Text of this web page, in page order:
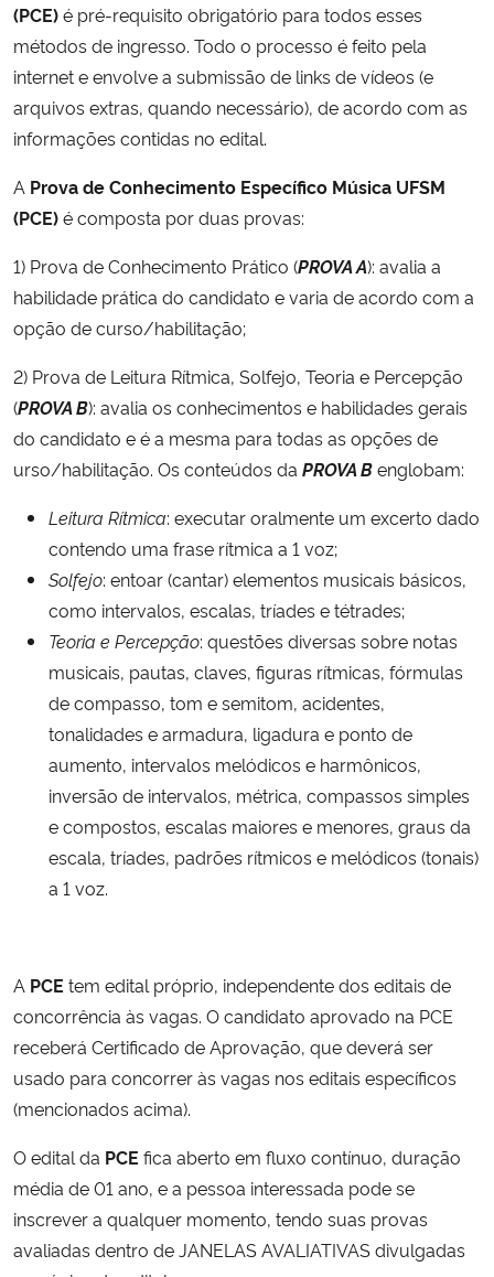
(PCE)é pré-requisito obrigatório para todos esses
métodos de ingresso. Todo o processo é feito pela
internet e envolve a submissão de links de vídeos (e
arquivos extras, quando necessário), de acordo com as
informações contidas no edital.
A Prova de Conhecimento Específico Música UFSM
(PCE)é composta por duas provas:
1) Prova de Conhecimento Prático (PROVA A): avalia a
habilidade prática do candidato e varia de acordo com a
opção de curso/habilitação;
2) Prova de Leitura Rítmica, Solfejo, Teoria e Percepção
(PROVA B): avalia os conhecimentos e habilidades gerais
do candidato e é a mesma para todas as opções de
urso/habilitação. Os conteúdos da PROVA Benglobam:
Leitura Rítmica: executar oralmente um excerto dado
contendo uma frase rítmica a 1 voz;
Solfejo: entoar (cantar) elementos musicais básicos,
como intervalos, escalas, tríades e tétrades;
Teoria e Percepção: questões diversas sobre notas
musicais, pautas, claves, figuras rítmicas, fórmulas
de compasso, tom e semitom, acidentes,
tonalidades e armadura, ligadura e ponto de
aumento, intervalos melódicos e harmônicos,
inversão de intervalos, métrica, compassos simples
e compostos, escalas maiores e menores, graus da
escala, tríades, padrões rítmicos e melódicos (tonais)
a 1 voz.
A PCE tem edital próprio, independente dos editais de
concorrência às vagas. O candidato aprovado na PCE
receberá Certificado de Aprovação, que deverá ser
usado para concorrer às vagas nos editais específicos
(mencionados acima).
O edital da PCE fica aberto em fluxo contínuo, duração
média de 01 ano, e a pessoa interessada pode se
inscrever a qualquer momento, tendo suas provas
avaliadas dentro de JANELAS AVALIATIVAS divulgadas